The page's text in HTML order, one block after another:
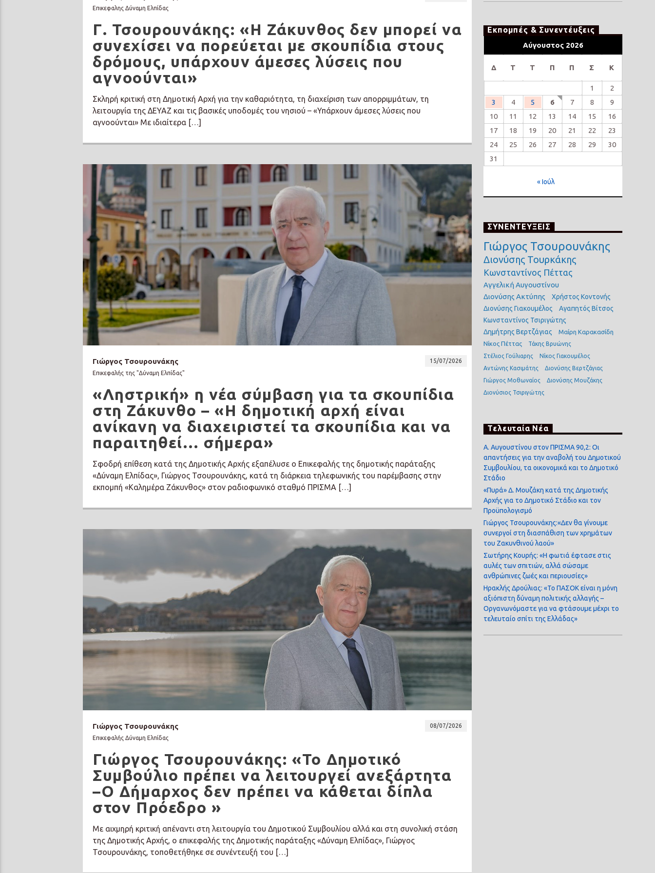
Επικεφαλης Δύναμη Ελπίδας
Γ. Τσουρουνάκης: «Η Ζάκυνθος δεν μπορεί να
συνεχίσει να πορεύεται με σκουπίδια στους
δρόμους, υπάρχουν άμεσες λύσεις που
αγνοούνται»
Σκληρή κριτική στη Δημοτική Αρχή για την καθαριότητα, τη διαχείριση των απορριμμάτων, τη
λειτουργία της ΔΕΥΑΖ και τις βασικές υποδομές του νησιού – «Υπάρχουν άμεσες λύσεις που
αγνοούνται» Με ιδιαίτερα […]
Γιώργος Τσουρουνάκης
15/07/2026
Επικεφαλής της "Δύναμη Ελπίδας"
«Ληστρική» η νέα σύμβαση για τα σκουπίδια
στη Ζάκυνθο – «Η δημοτική αρχή είναι
ανίκανη να διαχειριστεί τα σκουπίδια και να
παραιτηθεί… σήμερα»
Σφοδρή επίθεση κατά της Δημοτικής Αρχής εξαπέλυσε ο Επικεφαλής της δημοτικής παράταξης
«Δύναμη Ελπίδας», Γιώργος Τσουρουνάκης, κατά τη διάρκεια τηλεφωνικής του παρέμβασης στην
εκπομπή «Καλημέρα Ζάκυνθος» στον ραδιοφωνικό σταθμό ΠΡΙΣΜΑ […]
Γιώργος Τσουρουνάκης
08/07/2026
Επικεφαλής Δύναμη Ελπίδας
Γιώργος Τσουρουνάκης: «Το Δημοτικό
Συμβούλιο πρέπει να λειτουργεί ανεξάρτητα
–Ο Δήμαρχος δεν πρέπει να κάθεται δίπλα
στον Πρόεδρο »
Με αιχμηρή κριτική απέναντι στη λειτουργία του Δημοτικού Συμβουλίου αλλά και στη συνολική στάση
της Δημοτικής Αρχής, ο επικεφαλής της Δημοτικής παράταξης «Δύναμη Ελπίδας», Γιώργος
Τσουρουνάκης, τοποθετήθηκε σε συνέντευξή του […]
Εκπομπές & Συνεντέυξεις
Αύγουστος 2026
Δ Τ Τ Π Π Σ Κ
1
2
3
4 5 6 7 8
9
10
11 12 13 14 15
16
17
18 19 20 21 22
23
24
25 26 27 28 29
30
31
« Ιούλ
ΣΥΝΕΝΤΕΥΞΕΙΣ
Γιώργος Τσουρουνάκης
Διονύσης Τουρκάκης
Κωνσταντίνος Πέττας
Αγγελική Αυγουστίνου
Διονύσης Ακτύπης
Χρήστος Κοντονής
Διονύσης Γιακουμέλος
Αγαπητός Βίτσος
Κωνσταντίνος Τσιριγώτης
Δημήτρης Βερτζάγιας
Μαίρη Καρακασίδη
Νίκος Πέττας
Τάκης Βρυώνης
Στέλιος Γούλιαρης
Νίκος Γιακουμέλος
Αντώνης Κασιμάτης
Διονύσης Βερτζάγιας
Γιώργος Μοθωναίος
Διονύσης Μουζάκης
Διονύσιος Τσιριγώτης
Τελευταία Νέα
Α. Αυγουστίνου στον ΠΡΙΣΜΑ 90,2: Οι
απαντήσεις για την αναβολή του Δημοτικού
Συμβουλίου, τα οικονομικά και το Δημοτικό
Στάδιο
«Πυρά» Δ. Μουζάκη κατά της Δημοτικής
Αρχής για το Δημοτικό Στάδιο και τον
Προϋπολογισμό
Γιώργος Τσουρουνάκης:«Δεν θα γίνουμε
συνεργοί στη διασπάθιση των χρημάτων
του Ζακυνθινού λαού»
Σωτήρης Κουρής: «Η φωτιά έφτασε στις
αυλές των σπιτιών, αλλά σώσαμε
ανθρώπινες ζωές και περιουσίες»
Ηρακλής Δρούλιας: «Το ΠΑΣΟΚ είναι η μόνη
αξιόπιστη δύναμη πολιτικής αλλαγής –
Οργανωνόμαστε για να φτάσουμε μέχρι το
τελευταίο σπίτι της Ελλάδας»